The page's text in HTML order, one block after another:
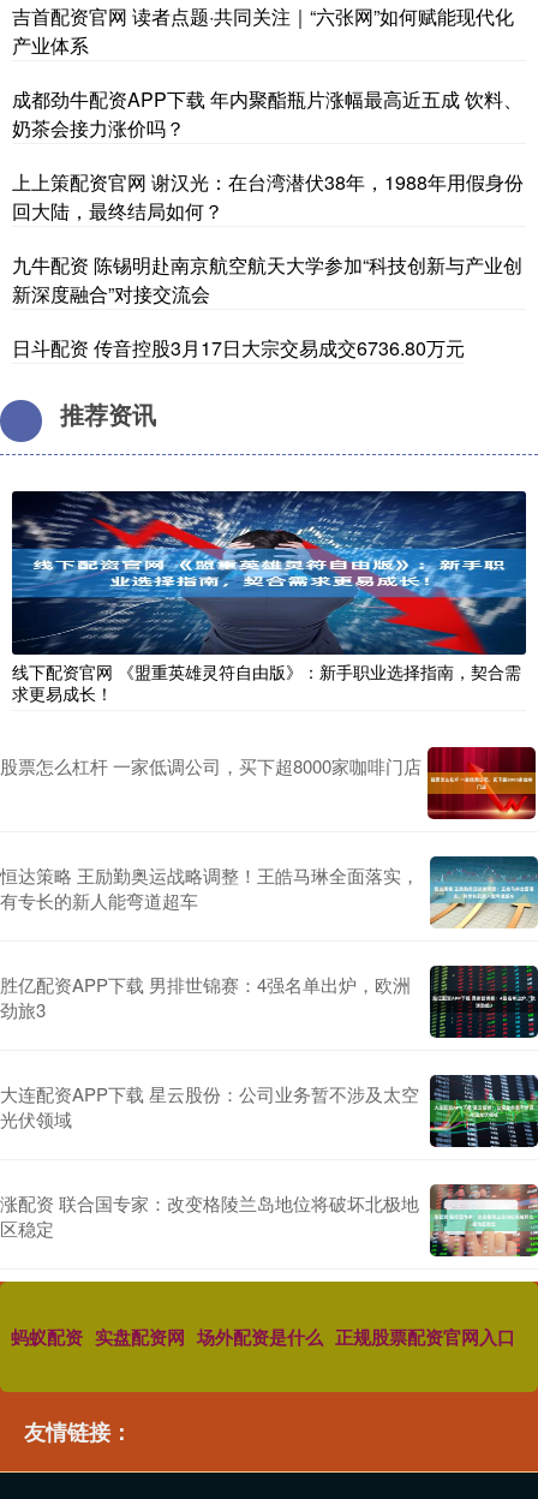
吉首配资官网 读者点题·共同关注｜“六张网”如何赋能现代化
产业体系
成都劲牛配资APP下载 年内聚酯瓶片涨幅最高近五成 饮料、
奶茶会接力涨价吗？
上上策配资官网 谢汉光：在台湾潜伏38年，1988年用假身份
回大陆，最终结局如何？
九牛配资 陈锡明赴南京航空航天大学参加“科技创新与产业创
新深度融合”对接交流会
日斗配资 传音控股3月17日大宗交易成交6736.80万元
推荐资讯
线下配资官网 《盟重英雄灵符自由版》：新手职业选择指南，契合需
求更易成长！
股票怎么杠杆 一家低调公司，买下超8000家咖啡门店
恒达策略 王励勤奥运战略调整！王皓马琳全面落实，
有专长的新人能弯道超车
胜亿配资APP下载 男排世锦赛：4强名单出炉，欧洲
劲旅3
大连配资APP下载 星云股份：公司业务暂不涉及太空
光伏领域
涨配资 联合国专家：改变格陵兰岛地位将破坏北极地
区稳定
蚂蚁配资 实盘配资网 场外配资是什么 正规股票配资官网入口
友情链接：